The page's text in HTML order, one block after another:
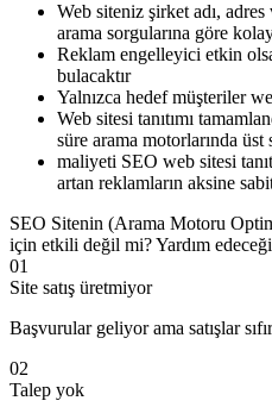
Web siteniz şirket adı,
arama sorgularına göre
Reklam engelleyici etkin
bulacaktır
Yalnızca hedef müşteriler
Web sitesi tanıtımı
süre arama motorlarında üst
maliyeti SEO web sitesi
artan reklamların aksine
SEO Sitenin (Arama Motoru
için etkili değil mi? Yardım
01
Site satış üretmiyor
Başvurular geliyor ama satışlar
02
Talep yok